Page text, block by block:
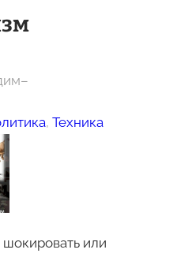
–
, Техника
или